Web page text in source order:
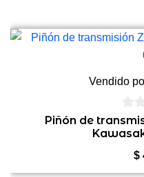
Vendido
0
de
Piñón de
$